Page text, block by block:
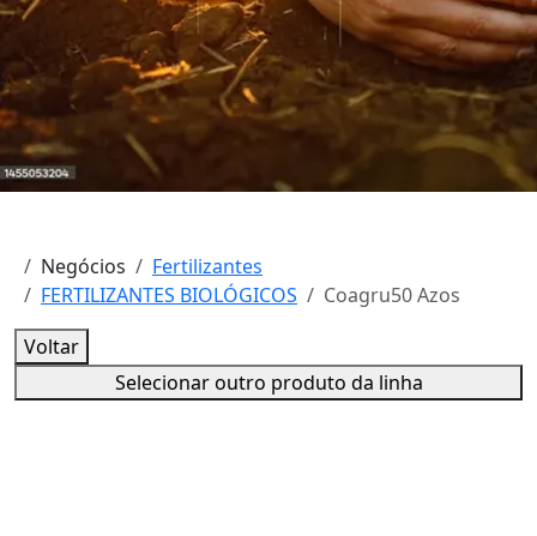
Negócios
Fertilizantes
FERTILIZANTES BIOLÓGICOS
Coagru50 Azos
Voltar
Selecionar outro produto da linha